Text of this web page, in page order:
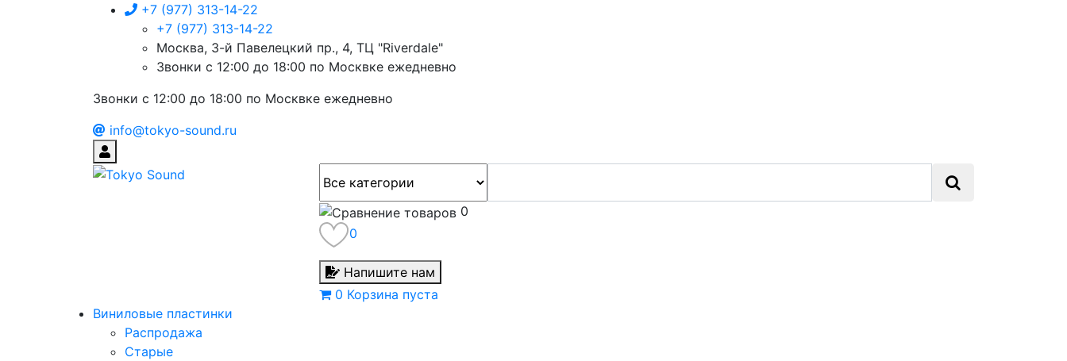
+7 (977) 313-14-22
+7 (977) 313-14-22
Москва, 3-й Павелецкий пр., 4, ТЦ "Riverdale"
Звонки с 12:00 до 18:00 по Москвке ежедневно
Звонки с 12:00 до 18:00 по Москвке ежедневно
info@tokyo-sound.ru
0
0
Напишите нам
0 Корзина пуста
Виниловые пластинки
Распродажа
Старые